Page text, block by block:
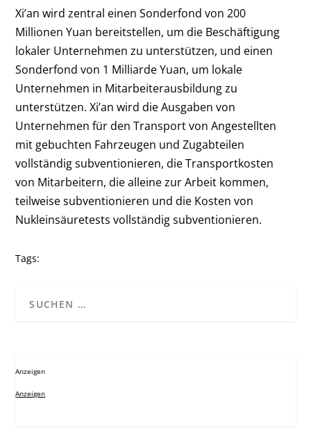
Xi’an wird zentral einen Sonderfond von 200
Millionen Yuan bereitstellen, um die Beschäftigung
lokaler Unternehmen zu unterstützen, und einen
Sonderfond von 1 Milliarde Yuan, um lokale
Unternehmen in Mitarbeiterausbildung zu
unterstützen. Xi’an wird die Ausgaben von
Unternehmen für den Transport von Angestellten
mit gebuchten Fahrzeugen und Zugabteilen
vollständig subventionieren, die Transportkosten
von Mitarbeitern, die alleine zur Arbeit kommen,
teilweise subventionieren und die Kosten von
Nukleinsäuretests vollständig subventionieren.
Tags:
Anzeigen
Anzeigen